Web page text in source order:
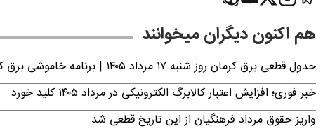
هم اکنون دیگران میخوانند
جدول قطعی برق کرمان روز شنبه ۱۷ مرداد ۱۴۰۵ | برنامه خاموشی برق کرمان اعلام شد
خبر فوری؛ افزایش اعتبار کالابرگ الکترونیکی در مرداد ۱۴۰۵ کلید خورد
واریز حقوق مرداد فرهنگیان از این تاریخ قطعی شد